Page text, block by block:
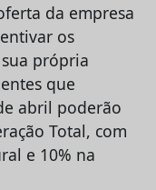
da empresa
os
própria
que
abril poderão
Total, com
e 10% na